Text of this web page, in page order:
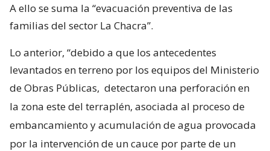
A ello se suma la “evacuación preventiva de las
familias del sector La Chacra”.
Lo anterior, “debido a que los antecedentes
levantados en terreno por los equipos del Ministerio
de Obras Públicas, detectaron una perforación en
la zona este del terraplén, asociada al proceso de
embancamiento y acumulación de agua provocada
por la intervención de un cauce por parte de un